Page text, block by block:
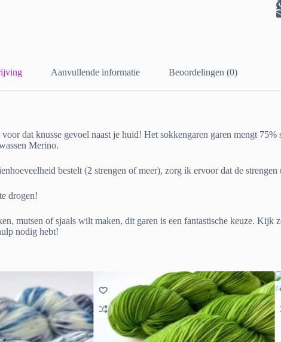
Aanvullende informatie Beoordelingen (0)
dat knusse gevoel naast je huid! Het sokkengaren garen mengt
Merino.
bestelt (2 strengen of meer), zorg ik ervoor dat de
drogen!
mutsen of sjaals wilt maken, dit garen is een fantastische keuze. Kijk
nodig hebt!